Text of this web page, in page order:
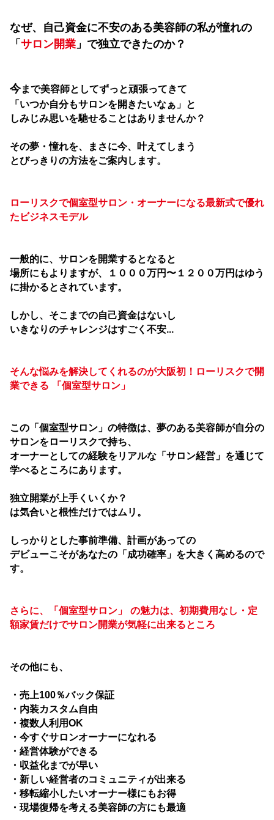
なぜ、自己資金に不安のある美容師の私が憧れの
「 サロン開業 」で独立できたのか？
今まで美容師としてずっと頑張ってきて
「いつか自分もサロンを開きたいなぁ」
と
しみじみ思いを馳せることはありませんか？
その夢・憧れを、まさに今、叶えてしまう
とびっきりの方法をご案内します。
ローリスクで個室型サロン・オーナーになる最新式で優れ
たビジネスモデル
一般的に、サロンを開業するとなると
場所にもよりますが、１０００万円〜１２００万円はゆう
に掛かるとされています。
しかし、そこまでの自己資金はないし
いきなりのチャレンジはすごく不安...
そんな悩みを解決してくれるのが大阪初！ローリスクで開
業できる 「個室型サロン」
この「個室型サロン」の特徴は、夢のある美容師が自分の
サロンをローリスクで持ち、
オーナーとしての経験を リアルな「サロン経営」を通じて
学べるところにあります。
独立開業が上手くいくか？
は気合いと根性だけではムリ。
しっかりとした事前準備、計画があっての
デビューこそがあなたの「成功確率」を大きく高めるので
す。
さらに、「個室型サロン」 の魅力は、初期費用なし・定
額家賃だけでサロン開業が気軽に出来るところ
その他にも、
・売上100％バック保証
・内装カスタム自由
・複数人利用OK
・今すぐサロンオーナーになれる
・経営体験ができる
・収益化までが早い
・新しい経営者のコミュニティが出来る
・移転縮小したいオーナー様にもお得
・現場復帰を考える美容師の方にも最適